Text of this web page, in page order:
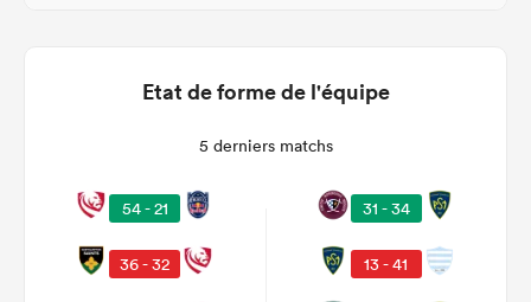
Etat de forme de l'équipe
5 derniers matchs
54 - 21
36 - 32
31 - 34
13 - 41